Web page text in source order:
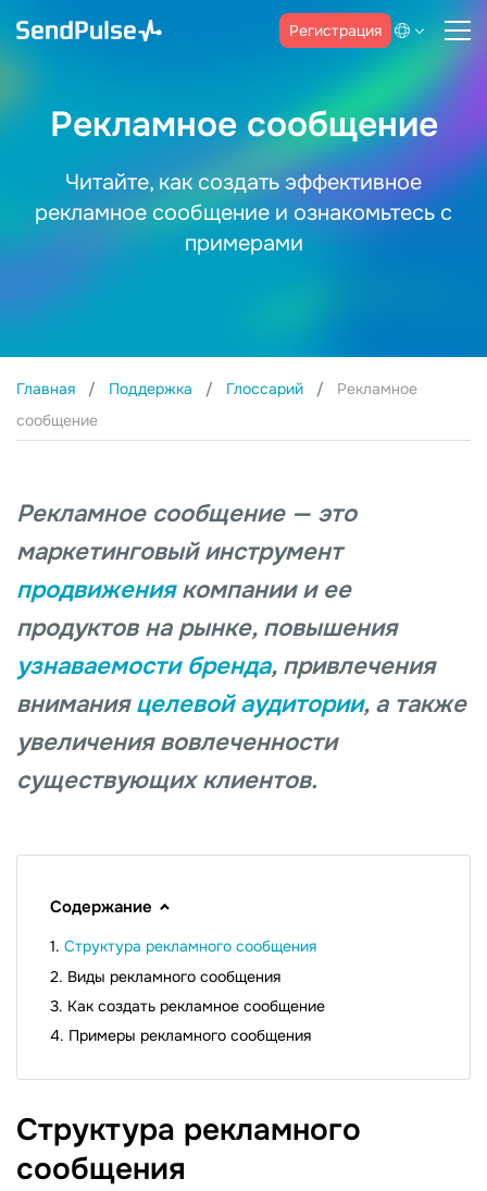
Регистрация
Рекламное сообщение
Читайте, как создать эффективное
рекламное сообщение и ознакомьтесь с
примерами
Главная Поддержка Глоссарий
Рекламное
сообщение
Рекламное сообщение — это
маркетинговый инструмент
продвижениякомпании и ее
продуктов на рынке, повышения
узнаваемости бренда, привлечения
вниманияцелевой аудитории, а также
увеличения вовлеченности
существующих клиентов.
Содержание
Структура рекламного сообщения
Виды рекламного сообщения
Как создать рекламное сообщение
Примеры рекламного сообщения
Структура рекламного
сообщения